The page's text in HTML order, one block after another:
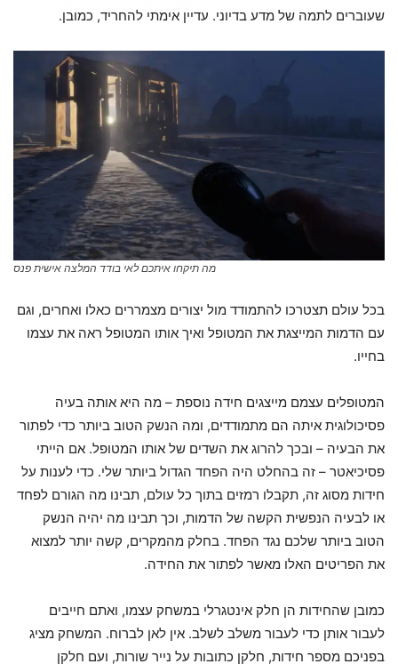
שעוברים לתמה של מדע בדיוני. עדיין אימתי להחריד, כמובן.
מה תיקחו איתכם לאי בודד המלצה אישית פנס
בכל עולם תצטרכו להתמודד מול יצורים מצמררים כאלו ואחרים, וגם
עם הדמות המייצגת את המטופל ואיך אותו המטופל ראה את עצמו
בחייו.
המטופלים עצמם מייצגים חידה נוספת – מה היא אותה בעיה
פסיכולוגית איתה הם מתמודדים, ומה הנשק הטוב ביותר כדי לפתור
את הבעיה – ובכך להרוג את השדים של אותו המטופל. אם הייתי
פסיכיאטר – זה בהחלט היה הפחד הגדול ביותר שלי. כדי לענות על
חידות מסוג זה, תקבלו רמזים בתוך כל עולם, תבינו מה הגורם לפחד
או לבעיה הנפשית הקשה של הדמות, וכך תבינו מה יהיה הנשק
הטוב ביותר שלכם נגד הפחד. בחלק מהמקרים, קשה יותר למצוא
את הפריטים האלו מאשר לפתור את החידה.
כמובן שהחידות הן חלק אינטגרלי במשחק עצמו, ואתם חייבים
לעבור אותן כדי לעבור משלב לשלב. אין לאן לברוח. המשחק מציג
בפניכם מספר חידות, חלקן כתובות על נייר שורות, ועם חלקן